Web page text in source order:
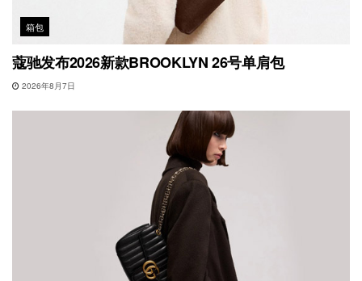
箱包
蔻驰发布2026新款BROOKLYN 26号单肩包
2026年8月7日